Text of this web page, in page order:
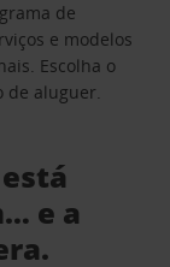
de
e modelos
Escolha o
de aluguer.
e a